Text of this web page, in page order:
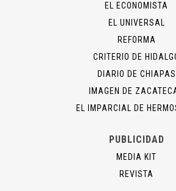
EL ECONOMISTA
EL UNIVERSAL
REFORMA
CRITERIO DE
DIARIO DE CHIAPAS
IMAGEN DE
EL IMPARCIAL DE
PUBLICIDAD
MEDIA KIT
REVISTA